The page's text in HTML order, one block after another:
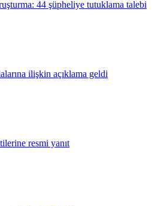
44 şüpheliye tutuklama talebi
ilişkin açıklama geldi
resmi yanıt